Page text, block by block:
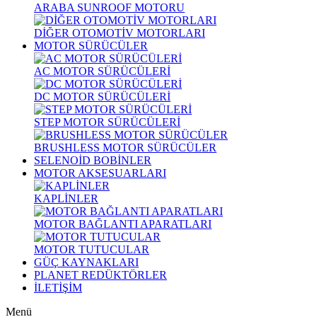
ARABA SUNROOF MOTORU
DİĞER OTOMOTİV MOTORLARI
MOTOR SÜRÜCÜLER
AC MOTOR SÜRÜCÜLERİ
DC MOTOR SÜRÜCÜLERİ
STEP MOTOR SÜRÜCÜLERİ
BRUSHLESS MOTOR SÜRÜCÜLER
SELENOİD BOBİNLER
MOTOR AKSESUARLARI
KAPLİNLER
MOTOR BAĞLANTI APARATLARI
MOTOR TUTUCULAR
GÜÇ KAYNAKLARI
PLANET REDÜKTÖRLER
İLETİŞİM
Menü